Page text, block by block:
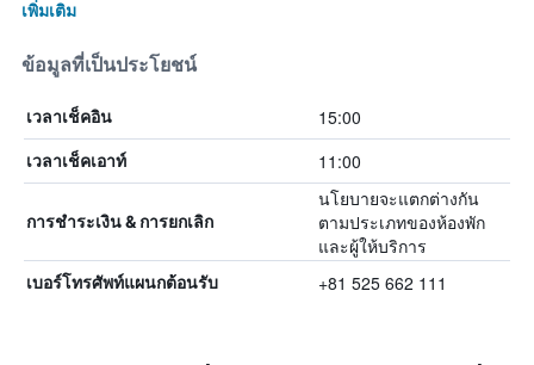
เพิ่มเติม
ข้อมูลที่เป็นประโยชน์
เวลาเช็คอิน 15:00
เวลาเช็คเอาท์ 11:00
การชำระเงิน & การยกเลิก
นโยบายจะแตกต่างกัน
ตามประเภทของห้องพัก
และผู้ให้บริการ
เบอร์โทรศัพท์แผนกต้อนรับ +81 525 662 111